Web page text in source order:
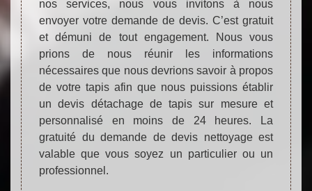
nos services, nous vous invitons à nous
envoyer votre demande de devis. C’est gratuit
et démuni de tout engagement. Nous vous
prions de nous réunir les informations
nécessaires que nous devrions savoir à propos
de votre tapis afin que nous puissions établir
un devis détachage de tapis sur mesure et
personnalisé en moins de 24 heures. La
gratuité du demande de devis nettoyage est
valable que vous soyez un particulier ou un
professionnel.